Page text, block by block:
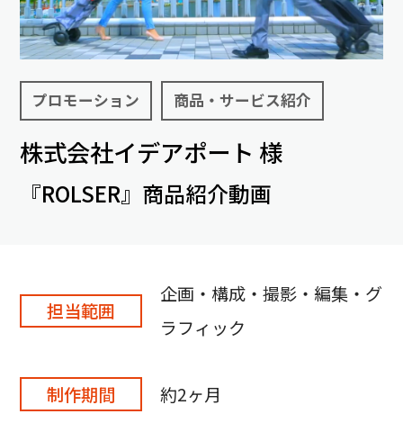
プロモーション 商品・サービス紹介
株式会社イデアポート 様
『ROLSER』商品紹介動画
担当範囲
企画・構成・撮影・編集・グ
ラフィック
制作期間 約2ヶ月